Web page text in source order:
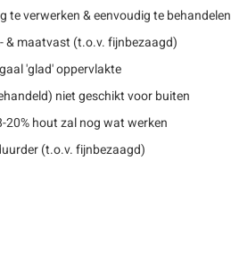
te verwerken & eenvoudig te behandelen
& maatvast (t.o.v. fijnbezaagd)
'glad' oppervlakte
niet geschikt voor buiten
20% hout zal nog wat werken
(t.o.v. fijnbezaagd)